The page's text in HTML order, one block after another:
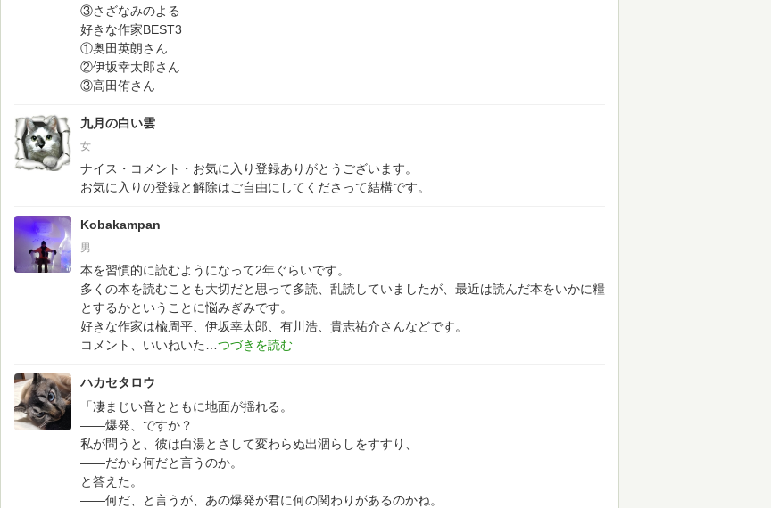
③さざなみのよる
好きな作家BEST3
①奥田英朗さん
②伊坂幸太郎さん
③高田侑さん
九月の白い雲
女
ナイス・コメント・お気に入り登録ありがとうございます。
お気に入りの登録と解除はご自由にしてくださって結構です。
Kobakampan
男
本を習慣的に読むようになって2年ぐらいです。
多くの本を読むことも大切だと思って多読、乱読していましたが、最近は読んだ本をいかに糧
とするかということに悩みぎみです。
好きな作家は楡周平、伊坂幸太郎、有川浩、貴志祐介さんなどです。
コメント、いいねいた
ハカセタロウ
「凄まじい音とともに地面が揺れる。
――爆発、ですか？
私が問うと、彼は白湯とさして変わらぬ出涸らしをすすり、
――だから何だと言うのか。
と答えた。
――何だ、と言うが、あの爆発が君に何の関わりがあるのかね。